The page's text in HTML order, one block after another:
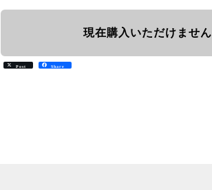
現在購入いただけません
Post Share